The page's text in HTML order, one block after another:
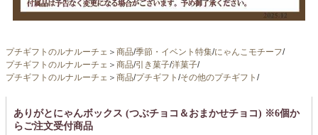
プチギフトのルナルーチェ ＞ 商品/季節・イベント特集/にゃんこモチーフ/
プチギフトのルナルーチェ ＞ 商品/引き菓子/洋菓子/
プチギフトのルナルーチェ ＞ 商品/プチギフト /その他のプチギフト /
ありがとにゃんボックス (つぶチョコ＆おまかせチョコ) ※6個か
らご注文受付商品